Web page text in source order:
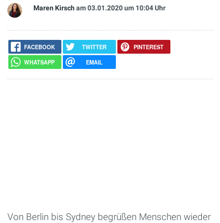
Maren Kirscham 03.01.2020um 10:04 Uhr
FACEBOOK TWITTER
PINTEREST
WHATSAPP
EMAIL
Von Berlin bis Sydney begrüßen Menschen wieder